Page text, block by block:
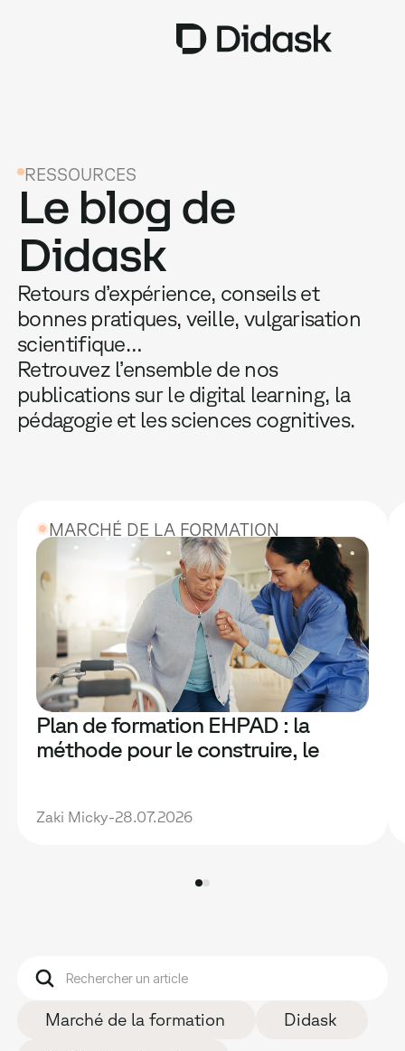
USAGES
TARIFS
RESSOURCES
OBTENIR UNE DÉMO
RESSOURCES
Le blog de
Didask
Retours d’expérience, conseils et
bonnes pratiques, veille, vulgarisation
scientifique…
Retrouvez l’ensemble de nos
publications sur le digital learning, la
pédagogie et les sciences cognitives.
MARCHÉ DE LA FORMATION
Plan de formation EHPAD : la
méthode pour le construire, le
Zaki Micky-28.07.2026
Marché de la formation
Didask